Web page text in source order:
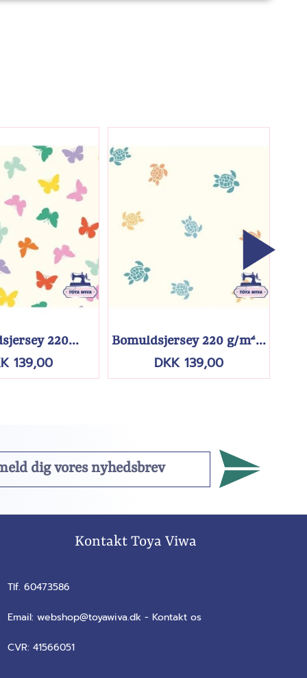
220...
139,00
Bomuldsjersey 220 g/m²...
DKK 139,00
Kontakt Toya Viwa
Tlf. 60473586
Email: webshop@toyawiva.dk - Kontakt os
CVR: 41566051